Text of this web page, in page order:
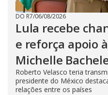
DO R7/06/08/2026
Lula recebe
e reforça apoio
Michelle
Roberto Velasco teria
presidente do México
relações entre os países